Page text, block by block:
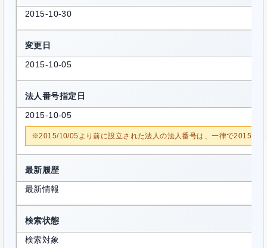
2015-10-30
変更日
2015-10-05
法人番号指定日
2015-10-05
※2015/10/05より前に設立された法人の法人番号は、一律で2015/10/
最新履歴
最新情報
検索状態
検索対象